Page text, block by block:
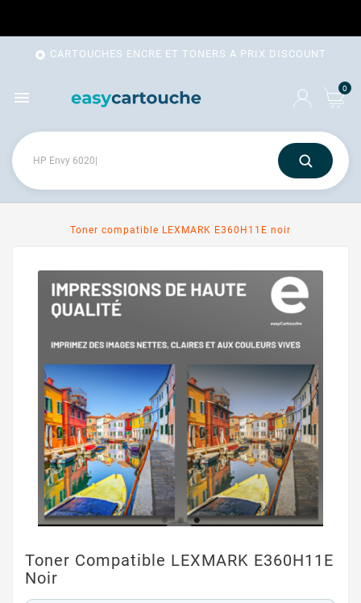
 CARTOUCHES ENCRE ET TONERS A PRIX DISCOUNT
 0
Toner compatible LEXMARK E360H11E noir
Toner Compatible LEXMARK E360H11E
Noir